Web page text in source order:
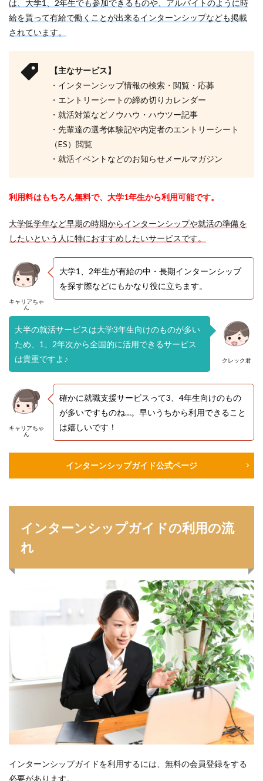
は、大学1、2年生でも参加できるものや、アルバイトのように時
給を貰って有給で働くことが出来るインターンシップなども掲載
されています。
【主なサービス】
・インターンシップ情報の検索・閲覧・応募
・エントリーシートの締め切りカレンダー
・就活対策などノウハウ・ハウツー記事
・先輩達の選考体験記や内定者のエントリーシート
（ES）閲覧
・就活イベントなどのお知らせメールマガジン
利用料はもちろん無料で、大学1年生から利用可能です。
大学低学年など早期の時期からインターンシップや就活の準備を
したいという人に特におすすめしたいサービスです。
キャリアちゃ
ん
大学1、2年生が有給の中・長期インターンシップ
を探す際などにもかなり役に立ちます。
クレック君
大半の就活サービスは大学3年生向けのものが多い
ため、1、2年次から全国的に活用できるサービス
は貴重ですよ♪
キャリアちゃ
ん
確かに就職支援サービスって3、4年生向けのもの
が多いですものね…。早いうちから利用できること
は嬉しいです！
インターンシップガイド公式ページ
インターンシップガイドの利用の流
れ
インターンシップガイドを利用するには、無料の会員登録をする
必要があります。